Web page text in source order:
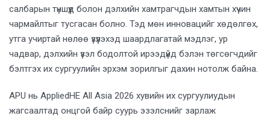
салбарын түншүүд болон дэлхийн хамтрагчдын хамтын хүчин
чармайлтыг тусгасан болно. Тэд мөн инновацийг хөдөлгөх,
утга учиртай нөлөө үзүүлэхэд шаардлагатай мэдлэг, ур
чадвар, дэлхийн үзэл бодолтой ирээдүйд бэлэн төгсөгчдийг
бэлтгэх их сургуулийн эрхэм зорилгыг дахин нотолж байна.
APU нь AppliedHE All Asia 2026 хувийн их сургуулиудын
жагсаалтад онцгой байр суурь эзэлснийг зарлаж